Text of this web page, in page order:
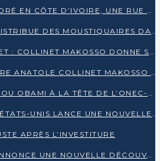
PAPA WEMBA HONORÉ EN CÔTE D’IVOIRE, UNE RUE PORTE DÉSORMAIS SON NOM
PALUDISME : TBC DISTRIBUE DES MOUSTIQUAIRES DANS DEUX CSI DE BRAZZAVILLE
CONSEIL DE CABINET : COLLINET MAKOSSO DONNE SES DERNIÈRES ORIENTATIONS
LE PREMIER MINISTRE ANATOLE COLLINET MAKOSSO DÉMISSIONNE AVEC SON GOUVERNEMENT
BRICE VOLTAIRE ETOU OBAMI À LA TÊTE DE L’ONEC-C POUR TROIS ANS
L’AMBASSADE DES ÉTATS-UNIS LANCE UNE NOUVELLE COHORTE DU PROGRAMME ACCESS MICRO-SCHOLARSHIP
APRÈS L’INVESTITURE
TOTAL ENERGIES ANNONCE UNE NOUVELLE DÉCOUVERTE D’HYDROCARBURES SUR LE PERMIS MOHO AU LARGE DU CONGO